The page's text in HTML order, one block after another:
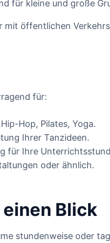
für kleine und große
mit öffentlichen
für:
Hop, Pilates, Yoga.
Ihrer Tanzideen.
für Ihre
oder ähnlich.
Blick
stundenweise oder